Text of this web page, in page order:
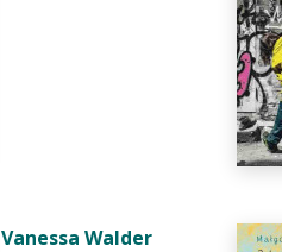
Vanessa Walder